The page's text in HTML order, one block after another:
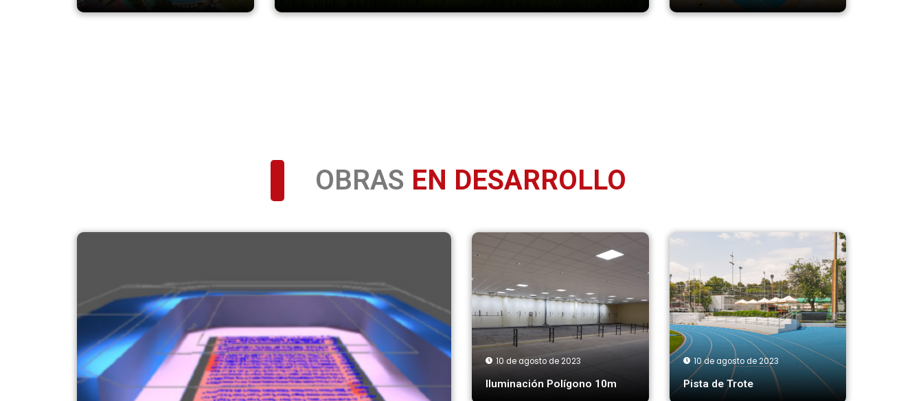
OBRAS EN DESARROLLO
10 de agosto de 2023
Iluminación Polígono 10m
10 de agosto de 2023
Pista de Trote